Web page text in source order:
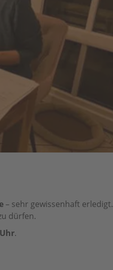
– sehr gewissenhaft erledigt.
dürfen.
.